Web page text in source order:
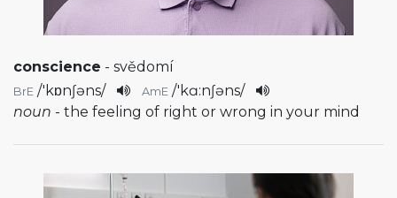
conscience - svědomí
BrE /'kɒnʃəns/ AmE /'kɑ:nʃəns/
noun - the feeling of right or wrong in your mind